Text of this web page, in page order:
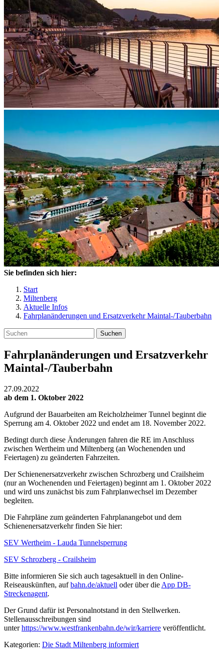
Sie befinden sich hier:
Start
Miltenberg
Aktuelle Infos
Fahrplanänderungen und Ersatzverkehr Maintal-/Tauberbahn
Suchen
Fahrplanänderungen und Ersatzverkehr
Maintal-/Tauberbahn
27.09.2022
ab dem 1. Oktober 2022
Aufgrund der Bauarbeiten am Reicholzheimer Tunnel beginnt die
Sperrung am 4. Oktober 2022 und endet am 18. November 2022.
Bedingt durch diese Änderungen fahren die RE im Anschluss
zwischen Wertheim und Miltenberg (an Wochenenden und
Feiertagen) zu geänderten Fahrzeiten.
Der Schienenersatzverkehr zwischen Schrozberg und Crailsheim
(nur an Wochenenden und Feiertagen) beginnt am 1. Oktober 2022
und wird uns zunächst bis zum Fahrplanwechsel im Dezember
begleiten.
Die Fahrpläne zum geänderten Fahrplanangebot und dem
Schienenersatzverkehr finden Sie hier:
SEV Wertheim - Lauda Tunnelsperrung
SEV Schrozberg - Crailsheim
Bitte informieren Sie sich auch tagesaktuell in den Online-
Reiseauskünften, aufbahn.de/aktuell oder über die App DB-
Streckenagent.
Der Grund dafür ist Personalnotstand in den Stellwerken.
Stellenausschreibungen sind
unterhttps://www.westfrankenbahn.de/wir/karriere veröffentlicht.
Kategorien: Die Stadt Miltenberg informiert